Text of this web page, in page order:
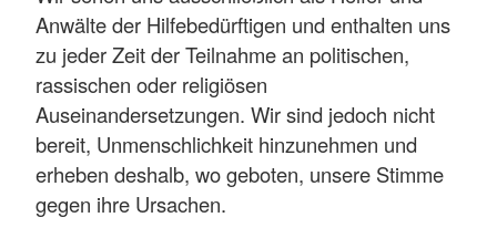
Anwälte der Hilfebedürftigen und enthalten uns
zu jeder Zeit der Teilnahme an politischen,
rassischen oder religiösen
Auseinandersetzungen. Wir sind jedoch nicht
bereit, Unmenschlichkeit hinzunehmen und
erheben deshalb, wo geboten, unsere Stimme
gegen ihre Ursachen.